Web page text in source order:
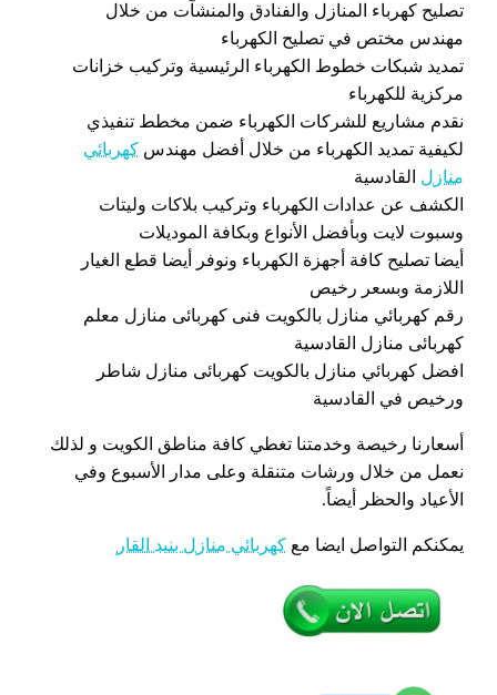
تصليح كهرباء المنازل والفنادق والمنشآت من خلال
مهندس مختص في تصليح الكهرباء
تمديد شبكات خطوط الكهرباء الرئيسية وتركيب خزانات
مركزية للكهرباء
نقدم مشاريع للشركات الكهرباء ضمن مخطط تنفيذي
لكيفية تمديد الكهرباء من خلال أفضل مهندس كهربائي
منازل القادسية
الكشف عن عدادات الكهرباء وتركيب بلاكات وليتات
وسبوت لايت وبأفضل الأنواع وبكافة الموديلات
أيضا تصليح كافة أجهزة الكهرباء ونوفر أيضا قطع الغيار
اللازمة وبسعر رخيص
رقم كهربائي منازل بالكويت فنى كهربائى منازل معلم
كهربائى منازل القادسية
افضل كهربائي منازل بالكويت كهربائى منازل شاطر
ورخيص في القادسية
أسعارنا رخيصة وخدمتنا تغطي كافة مناطق الكويت و لذلك
نعمل من خلال ورشات متنقلة وعلى مدار الأسبوع وفي
الأعياد والحظر أيضاً.
يمكنكم التواصل ايضا مع كهربائي منازل بنيد القار